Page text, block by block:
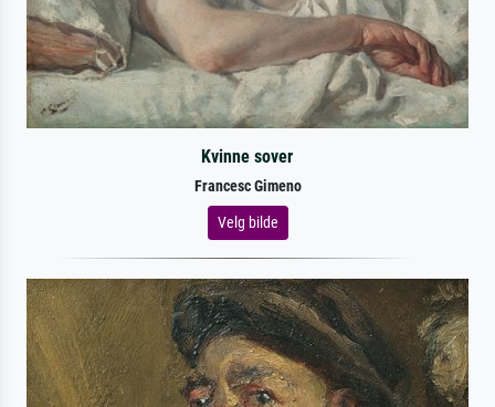
Kvinne sover
Francesc Gimeno
Velg bilde